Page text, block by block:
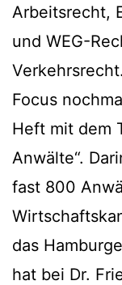
Arbeitsrecht,
und WEG-
Focus
Heft mit dem
Anwälte“.
fast 800
das
hat bei Dr.